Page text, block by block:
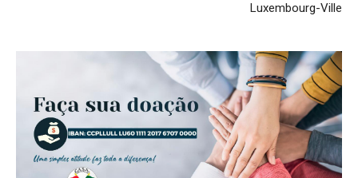
Luxembourg-Ville